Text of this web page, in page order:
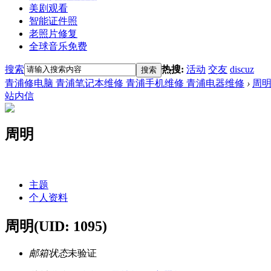
美剧观看
智能证件照
老照片修复
全球音乐免费
搜索 搜索 热搜: 活动 交友 discuz
青浦修电脑 青浦笔记本维修 青浦手机维修 青浦电器维修 › 周明
站内信
周明
主题
个人资料
周明(UID: 1095)
邮箱状态未验证